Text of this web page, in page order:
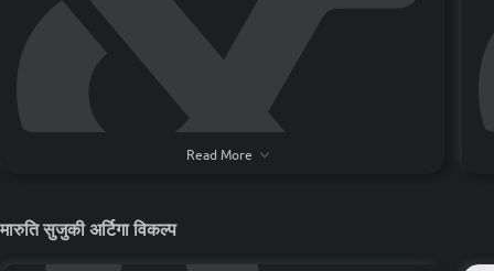
passenger during a frontal crash to reduce head and chest
Read More
मारुति सुजुकी अर्टिगा विकल्प